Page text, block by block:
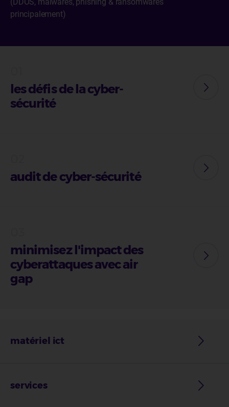
principalement)
les défis de la cyber-
sécurité
audit de cyber-sécurité
minimisez l'impact des
cyberattaques avec air
gap
matériel ict
services